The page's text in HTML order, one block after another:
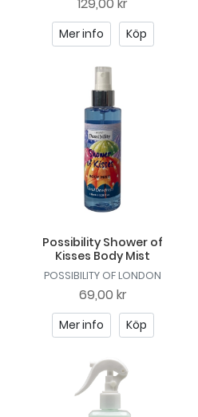
129,00 kr
Mer info Köp
Possibility Shower of
Kisses Body Mist
POSSIBILITY OF LONDON
69,00 kr
Mer info Köp